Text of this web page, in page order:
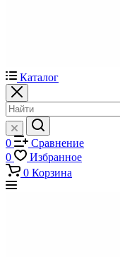
Каталог
0
Сравнение
0
Избранное
0 Корзина